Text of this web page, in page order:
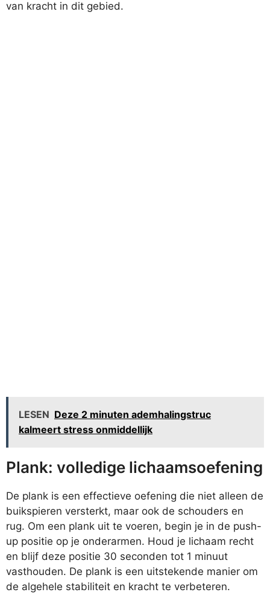
van kracht in dit gebied.
LESEN Deze 2 minuten ademhalingstruc
kalmeert stress onmiddellijk
Plank: volledige lichaamsoefening
De plank is een effectieve oefening die niet alleen de
buikspieren versterkt, maar ook de schouders en
rug. Om een plank uit te voeren, begin je in de push-
up positie op je onderarmen. Houd je lichaam recht
en blijf deze positie 30 seconden tot 1 minuut
vasthouden. De plank is een uitstekende manier om
de algehele stabiliteit en kracht te verbeteren.